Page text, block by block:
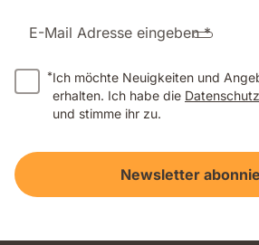
E-Mail Adresse eingeben *
*Ich möchte Neuigkeiten und
erhalten. Ich habe die
und stimme ihr zu.
Newsletter